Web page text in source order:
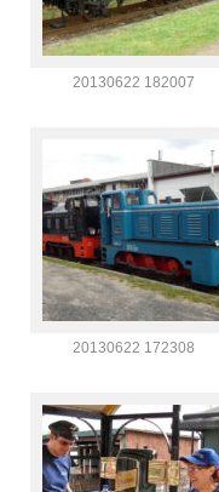
20130622 182007
20130622 172308